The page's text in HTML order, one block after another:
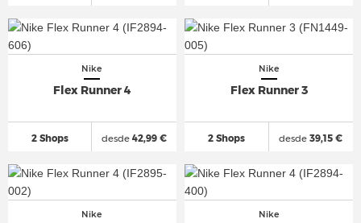
Nike
Flex Runner 4
2 Shops desde42,99 €
Nike
Flex Runner 3
2 Shops desde 39,15 €
Nike Nike